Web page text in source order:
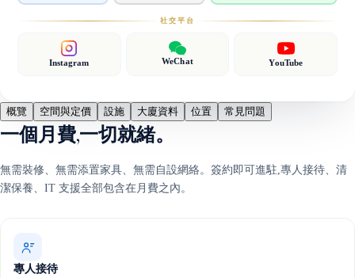
社交平台
Instagram WeChat YouTube
概覽 空間與定價 設施 大廈資料 位置 常見問題
一個月費,一切就緒。
無需裝修、無需添置家具、無需自設網絡。簽約即可進駐,專人接待、清
潔保養、IT 支援全部包含在月費之內。
專人接待